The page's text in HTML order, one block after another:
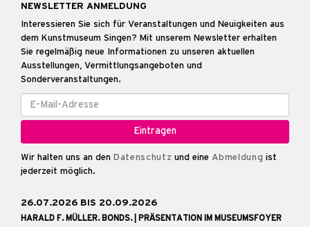
NEWSLETTER ANMELDUNG
Interessieren Sie sich für Veranstaltungen und Neuigkeiten aus
dem Kunstmuseum Singen? Mit unserem Newsletter erhalten
Sie regelmäßig neue Informationen zu unseren aktuellen
Ausstellungen, Vermittlungsangeboten und
Sonderveranstaltungen.
Wir halten uns an den Datenschutz und eineAbmeldung ist
jederzeit möglich.
26.07.2026 BIS 20.09.2026
HARALD F. MÜLLER. BONDS. | PRÄSENTATION IM MUSEUMSFOYER